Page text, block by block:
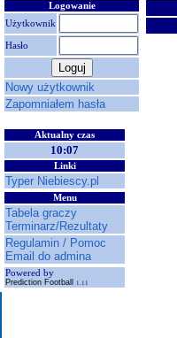
Logowanie
Użytkownik
Hasło
Nowy użytkownik
Zapomniałem hasła
Aktualny czas
10:07
Linki
Typer Niebiescy.pl
Menu
Tabela graczy
Terminarz/Rezultaty
Regulamin / Pomoc
Email do admina
Powered by
Prediction Football 1.11